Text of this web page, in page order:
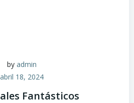
by admin
abril 18, 2024
Fantásticos